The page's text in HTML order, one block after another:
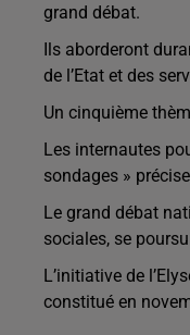
grand débat.
Ils aborderont
de l’Etat et des
Un cinquième
Les internautes
sondages »
Le grand débat
sociales, se
L’initiative de
constitué en